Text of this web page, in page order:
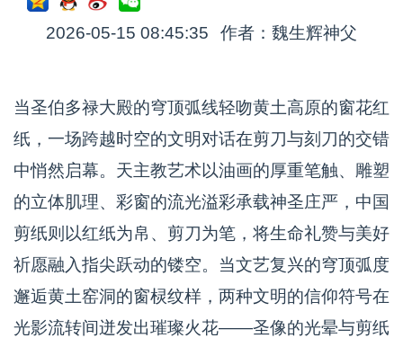
2026-05-15 08:45:35 作者：魏生辉神父
当圣伯多禄大殿的穹顶弧线轻吻黄土高原的窗花红
纸，一场跨越时空的文明对话在剪刀与刻刀的交错
中悄然启幕。天主教艺术以油画的厚重笔触、雕塑
的立体肌理、彩窗的流光溢彩承载神圣庄严，中国
剪纸则以红纸为帛、剪刀为笔，将生命礼赞与美好
祈愿融入指尖跃动的镂空。当文艺复兴的穹顶弧度
邂逅黄土窑洞的窗棂纹样，两种文明的信仰符号在
光影流转间迸发出璀璨火花——圣像的光晕与剪纸